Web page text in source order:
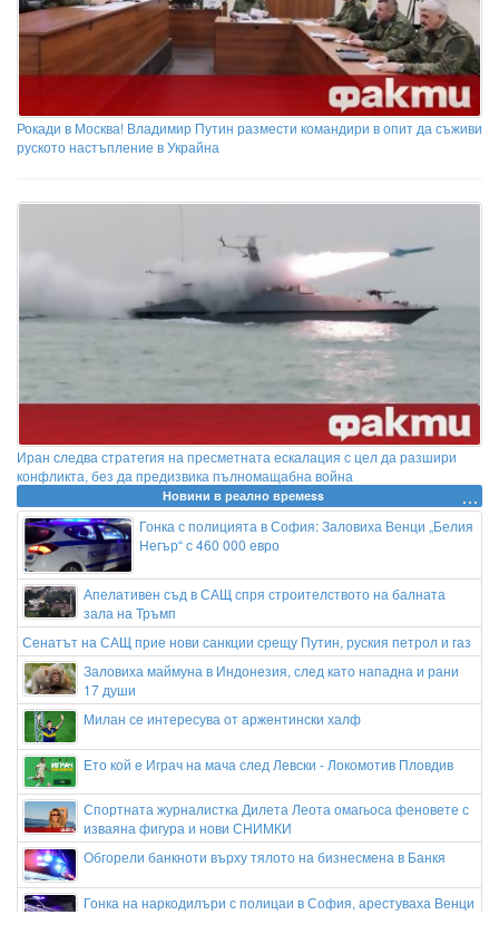
Рокади в Москва! Владимир Путин размести командири в опит да съживи
руското настъпление в Украйна
Иран следва стратегия на пресметната ескалация с цел да разшири
конфликта, без да предизвика пълномащабна война
Новини в реално времеss
Гонка с полицията в София: Заловиха Венци „Белия
Негър“ с 460 000 евро
Апелативен съд в САЩ спря строителството на балната
зала на Тръмп
Сенатът на САЩ прие нови санкции срещу Путин, руския петрол и газ
Заловиха маймуна в Индонезия, след като нападна и рани
17 души
Милан се интересува от аржентински халф
Ето кой е Играч на мача след Левски - Локомотив Пловдив
Спортната журналистка Дилета Леота омагьоса феновете с
изваяна фигура и нови СНИМКИ
Обгорели банкноти върху тялото на бизнесмена в Банкя
Гонка на наркодилъри с полицаи в София, арестуваха Венци